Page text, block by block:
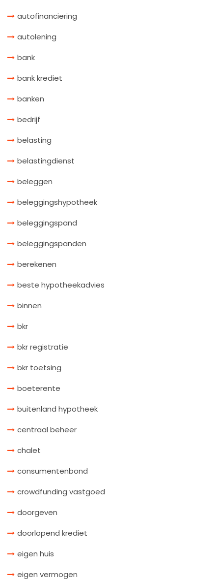
autofinanciering
autolening
bank
bank krediet
banken
bedrijf
belasting
belastingdienst
beleggen
beleggingshypotheek
beleggingspand
beleggingspanden
berekenen
beste hypotheekadvies
binnen
bkr
bkr registratie
bkr toetsing
boeterente
buitenland hypotheek
centraal beheer
chalet
consumentenbond
crowdfunding vastgoed
doorgeven
doorlopend krediet
eigen huis
eigen vermogen